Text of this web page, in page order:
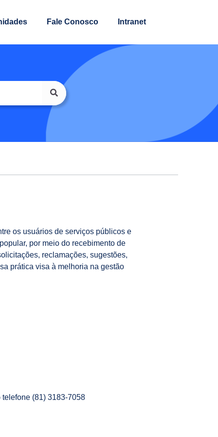
Fale Conosco Intranet
os usuários de serviços públicos e
por meio do recebimento de
reclamações, sugestões,
prática visa à melhoria na gestão
(81) 3183-7058